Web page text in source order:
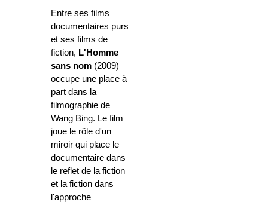
Entre ses films
documentaires purs
et ses films de
fiction, L'Homme
sans nom (2009)
occupe une place à
part dans la
filmographie de
Wang Bing. Le film
joue le rôle d'un
miroir qui place le
documentaire dans
le reflet de la fiction
et la fiction dans
l'approche